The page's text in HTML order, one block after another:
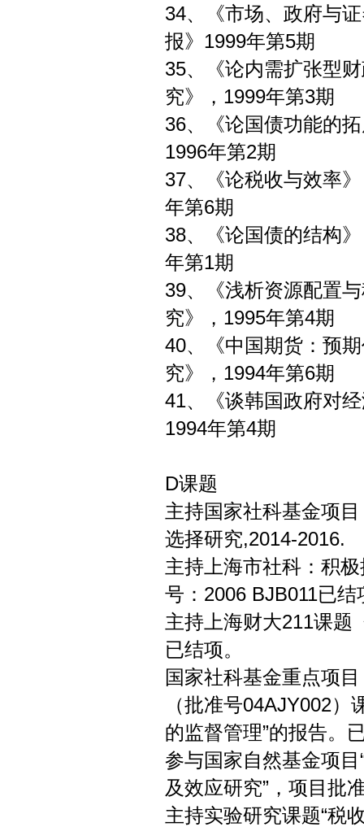
34、《市场、政府
报》1999年第5期
35、《论内需扩张
究》，1999年第3期
36、《论国债
1996年第2期
37、《论税收
年第6期
38、《论国债
年第1期
39、《浅析资源
究》，1995年第4期
40、《中国期货：预
究》，1994年第6期
41、《谈韩国政
1994年第4期
D课题
主持国家社科基金项
选择研究,2014-2016.
主持上海市社科：积
号：2006 BJB011已结
主持上海财大211课题
已结项。
国家社科基金重点项
（批准号04AJY002
的监督管理”的报告。
参与国家自然基金项
及效应研究”，项目批
主持实验研究课题“税